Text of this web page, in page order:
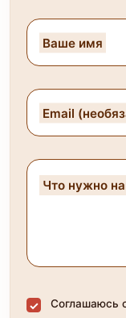
Ваше имя
Email
Что нужно
Соглашаюсь